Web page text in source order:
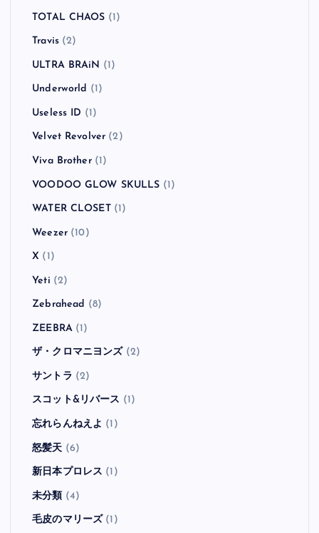
TOTAL CHAOS (1)
Travis(2)
ULTRA BRAiN (1)
Underworld (1)
Useless ID (1)
Velvet Revolver (2)
Viva Brother(1)
VOODOO GLOW SKULLS (1)
WATER CLOSET(1)
Weezer(10)
X (1)
Yeti (2)
Zebrahead (8)
ZEEBRA(1)
ザ・クロマニヨンズ (2)
サントラ (2)
スコット&リバース (1)
忘れらんねえよ (1)
怒髪天 (6)
新日本プロレス (1)
未分類 (4)
毛皮のマリーズ (1)